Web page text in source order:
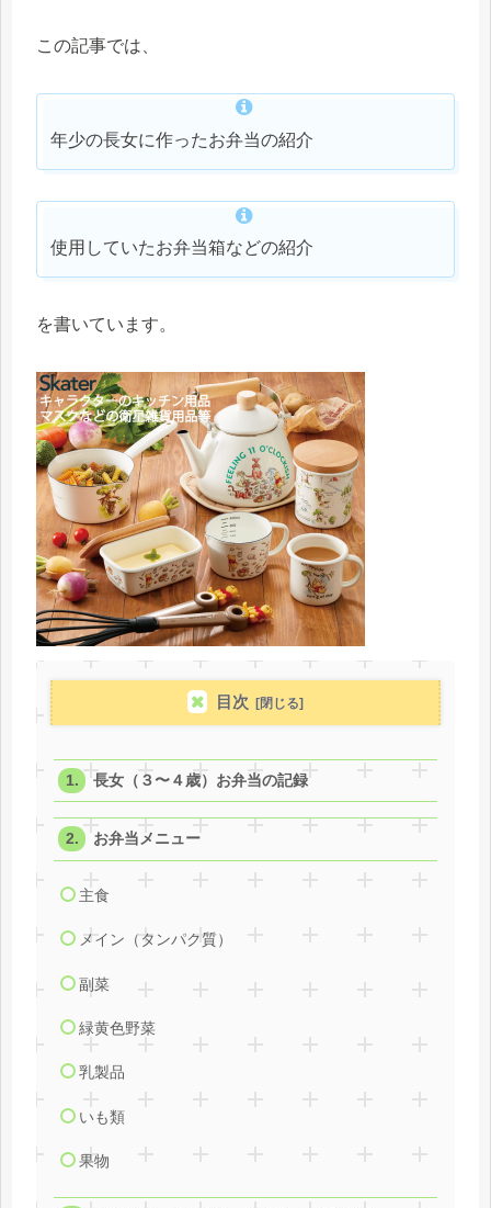
この記事では、
年少の長女に作ったお弁当の紹介
使用していたお弁当箱などの紹介
を書いています。
目次
長女（３〜４歳）お弁当の記録
お弁当メニュー
主食
メイン（タンパク質）
副菜
緑黄色野菜
乳製品
いも類
果物